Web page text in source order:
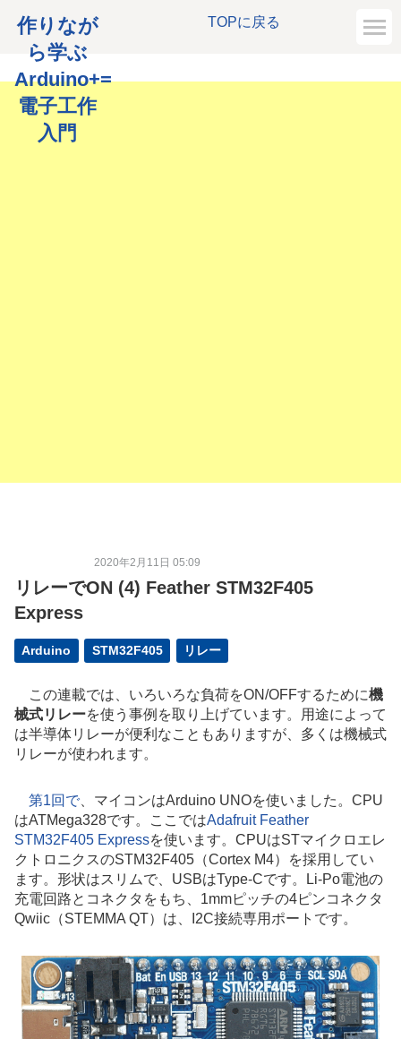
TOPに戻る
作りなが
ら学ぶ
Arduino+=
電子工作
入門
2020年2月11日 05:09
リレーでON (4) Feather STM32F405
Express
Arduino STM32F405 リレー
この連載では、いろいろな負荷をON/OFFするために機
械式リレーを使う事例を取り上げています。用途によって
は半導体リレーが便利なこともありますが、多くは機械式
リレーが使われます。
第1回で 、マイコンはArduino UNOを使いました。CPU
はATMega328です。ここではAdafruit Feather
STM32F405 Expressを使います。CPUはSTマイクロエレ
クトロニクスのSTM32F405（Cortex M4）を採用してい
ます。形状はスリムで、USBはType-Cです。Li-Po電池の
充電回路とコネクタをもち、1mmピッチの4ピンコネクタ
Qwiic（STEMMA QT）は、I2C接続専用ポートです。